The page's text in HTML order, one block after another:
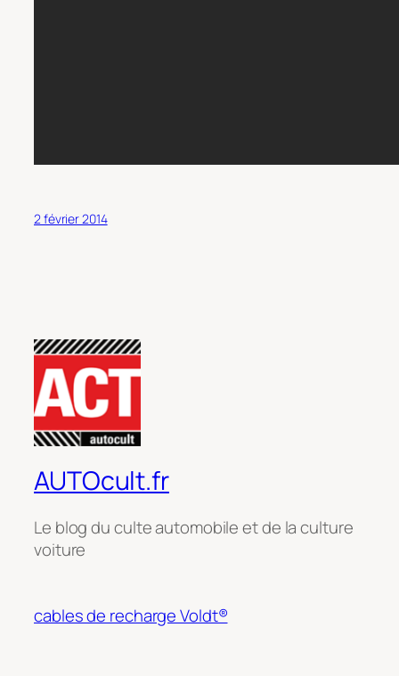
2 février 2014
AUTOcult.fr
Le blog du culte automobile et de la culture
voiture
cables de recharge Voldt®